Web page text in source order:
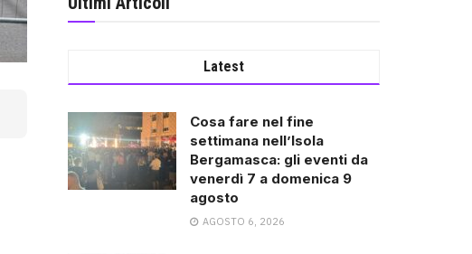
Latest
Cosa fare nel fine
settimana nell’Isola
Bergamasca: gli eventi da
venerdì 7 a domenica 9
agosto
AGOSTO 6, 2026